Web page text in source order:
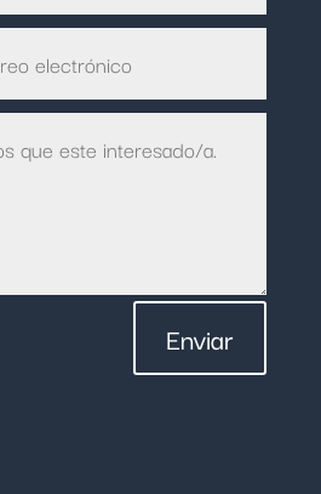
Enviar